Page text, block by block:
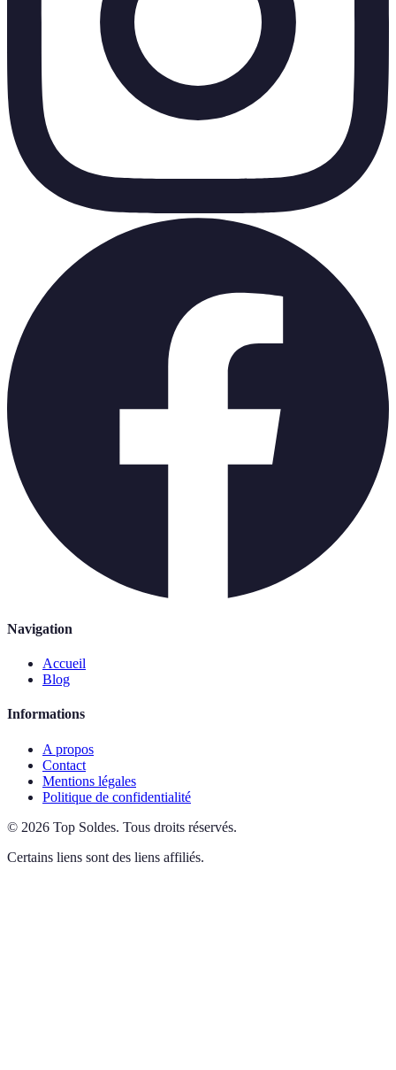
Navigation
Accueil
Blog
Informations
A propos
Contact
Mentions légales
Politique de confidentialité
© 2026 Top Soldes. Tous droits réservés.
Certains liens sont des liens affiliés.